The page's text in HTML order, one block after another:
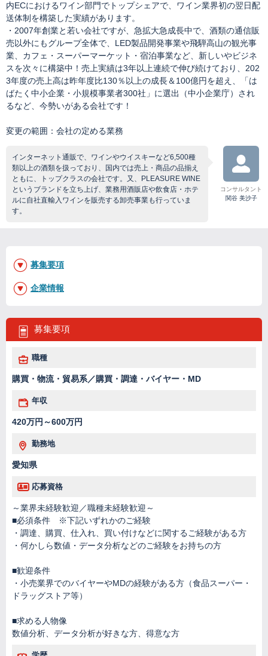
内ECにおけるワイン部門でトップシェアで、ワイン業界初の翌日配
送体制を構築した実績があります。
・2007年創業と若い会社ですが、急拡大急成長中で、酒類の通信販
売以外にもグループ全体で、LED製品開発事業や飛騨高山の観光事
業、カフェ・スーパーマーケット・宿泊事業など、新しいやビジネ
スを次々に構築中！売上実績は3年以上連続で伸び続けており、202
3年度の売上高は昨年度比130％以上の成長＆100億円を超え、「は
ばたく中小企業・小規模事業者300社」に選出（中小企業庁）され
るなど、今勢いがある会社です！
変更の範囲：会社の定める業務
インターネット通販で、ワインやウイスキーなど6,500種
類以上の酒類を扱っており、国内では売上・商品の品揃え
ともに、トップクラスの会社です。又、PLEASURE WINE
というブランドを立ち上げ、業務用酒販店や飲食店・ホテ
ルに自社直輸入ワインを販売する卸売事業も行っていま
す。
コンサルタント
関谷 美沙子
募集要項
職種
購買・物流・貿易系／購買・調達・バイヤー・MD
年収
420万円～600万円
勤務地
愛知県
応募資格
～業界未経験歓迎／職種未経験歓迎～
■必須条件 ※下記いずれかのご経験
・調達、購買、仕入れ、買い付けなどに関するご経験がある方
・何かしら数値・データ分析などのご経験をお持ちの方
■歓迎条件
・小売業界でのバイヤーやMDの経験がある方（食品スーパー・
ドラッグストア等）
■求める人物像
数値分析、データ分析が好きな方、得意な方
募集要項
企業情報